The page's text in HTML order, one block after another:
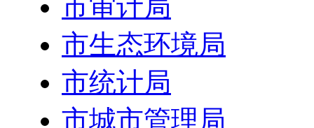
市审计局
市生态环境局
市统计局
市城市管理局